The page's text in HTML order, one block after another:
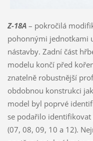
Z-18A– pokročilá
pohonnými jednotkami
nástavby. Zadní část
modelu končí před
znatelně robustnější
obdobnou konstrukci
model byl poprvé
se podařilo
(07, 08, 09, 10 a 12).